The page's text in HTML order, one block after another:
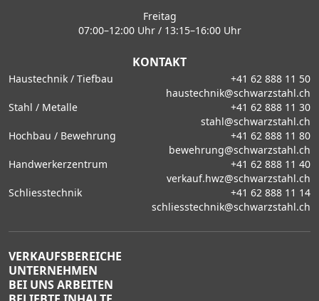
Freitag
07:00–12:00 Uhr / 13:15–16:00 Uhr
KONTAKT
Haustechnik / Tiefbau
+41 62 888 11 50
haustechnik@schwarzstahl.ch
Stahl / Metalle
+41 62 888 11 30
stahl@schwarzstahl.ch
Hochbau / Bewehrung
+41 62 888 11 80
bewehrung@schwarzstahl.ch
Handwerkerzentrum
+41 62 888 11 40
verkauf.hwz@schwarzstahl.ch
Schliesstechnik
+41 62 888 11 14
schliesstechnik@schwarzstahl.ch
VERKAUFSBEREICHE
UNTERNEHMEN
BEI UNS ARBEITEN